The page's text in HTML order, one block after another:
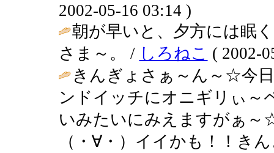
2002-05-16 03:14 )
朝が早いと、夕方には眠
さま～。 / しろねこ ( 2002-
きんぎょさぁ～ん～☆今
ンドイッチにオニギリぃ
いみたいにみえますがぁ
（・∀・）イイかも！！き